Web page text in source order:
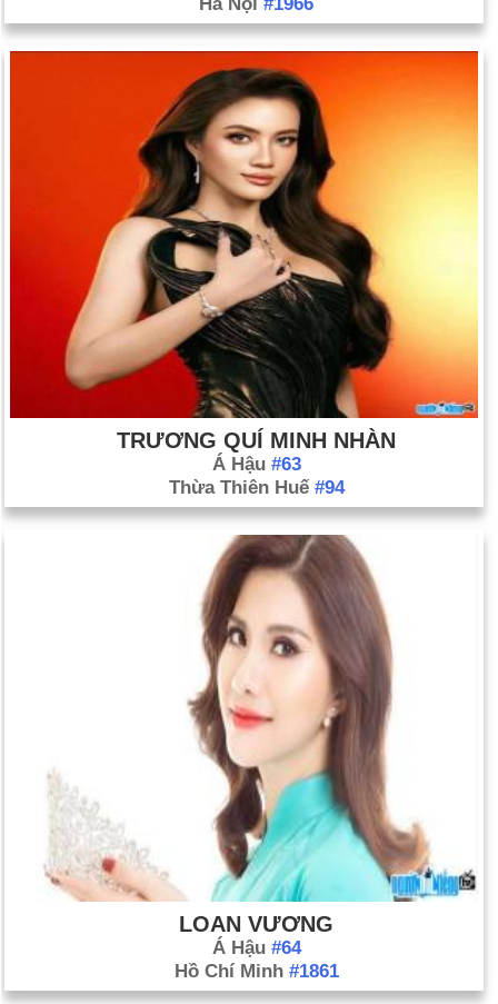
lịch sử
Nữ hoàng Isabella và Vua Ferdinand
của Tây Ban Nha ra sắc lệnh trục xuất những người Do Thái
không theo đạo Cơ đốc giáo.
Ngày 31-3 năm 1889:Tháp Eiffel ở Paris chính thức khai
Ngày 31-3 năm 1917:Hoa Kỳ đã chiếm hữu quần đảo Virgin.
Ngày 31-3 năm 1918:Giờ tiết kiệm ánh sáng ban ngày đã có
hiệu lực ở Hoa Kỳ.
Ngày 31-3 năm 1949:
Newfoundland trở thành tỉnh thứ mười
của Canada.
Ngày 31-3 năm 1959:Đạt Lai Lạt Ma, chạy trốn khỏi sự đàn
áp của Trung Quốc trong cuộc nổi dậy ở Tây Tạng, đã đến
biên giới Ấn Độ và được phép tị nạn chính trị.
Ngày 31-3 năm 1968: Tổng thống Lyndon Johnson tuyên bố
sẽ không tái tranh cử.
Ngày 31-3 năm 1995:Các cầu thủ Major League Baseball đã
đồng ý chấm dứt cuộc đình công dài nhất trong lịch sử của
môn thể thao này sau khi một thẩm phán ra lệnh sơ bộ chống
Terry Schiavo đã qua đời 13 ngày sau
khi ống dẫn thức ăn của cô bị rút ra.
TRƯƠNG QUÍ MINH NHÀN
Á Hậu #63
Thừa Thiên Huế #94
LOAN VƯƠNG
Á Hậu #64
Hồ Chí Minh #1861